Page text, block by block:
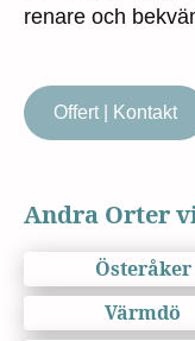
renare och
Offert | Kontakt
Andra Orter
Österåker
Värmdö